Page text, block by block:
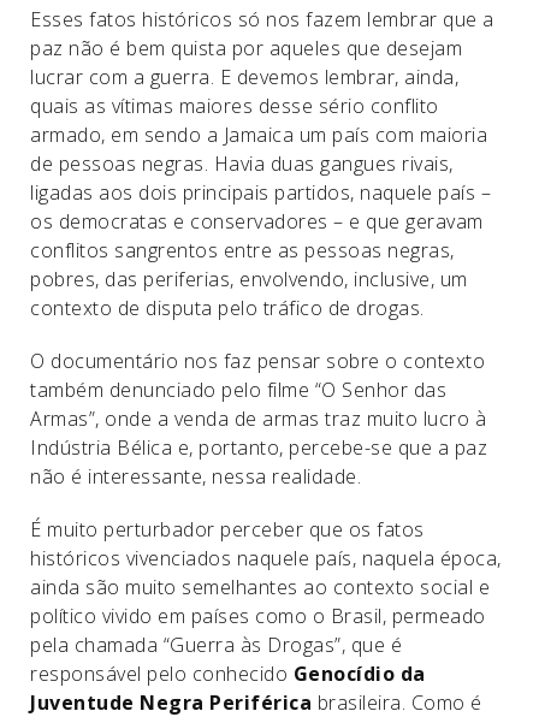
Esses fatos históricos só nos fazem lembrar que a
paz não é bem quista por aqueles que desejam
lucrar com a guerra. E devemos lembrar, ainda,
quais as vítimas maiores desse sério conflito
armado, em sendo a Jamaica um país com maioria
de pessoas negras. Havia duas gangues rivais,
ligadas aos dois principais partidos, naquele país –
os democratas e conservadores – e que geravam
conflitos sangrentos entre as pessoas negras,
pobres, das periferias, envolvendo, inclusive, um
contexto de disputa pelo tráfico de drogas.
O documentário nos faz pensar sobre o contexto
também denunciado pelo filme “O Senhor das
Armas”, onde a venda de armas traz muito lucro à
Indústria Bélica e, portanto, percebe-se que a paz
não é interessante, nessa realidade.
É muito perturbador perceber que os fatos
históricos vivenciados naquele país, naquela época,
ainda são muito semelhantes ao contexto social e
político vivido em países como o Brasil, permeado
pela chamada “Guerra às Drogas”, que é
responsável pelo conhecido Genocídio da
Juventude Negra Periférica brasileira. Como é